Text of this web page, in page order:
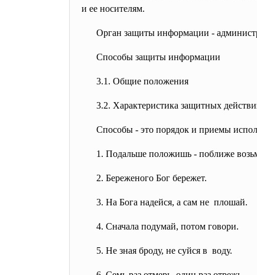
и ее носителям.
Орган защиты информации -
Способы защиты информации
3.1. Общие положения
3.2. Характеристика защитных
Способы - это порядок и приемы
1. Подальше положишь - поближе
2. Береженого Бог бережет.
3. На Бога надейся, а сам не плошай.
4. Сначала подумай, потом говори.
5. Не зная броду, не суйся в воду.